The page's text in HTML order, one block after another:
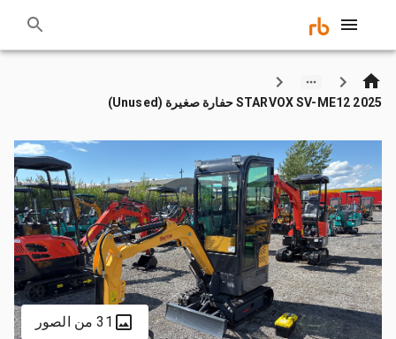
2025 STARVOX SV-ME12 حفارة صغيرة (Unused)
31 من الصور